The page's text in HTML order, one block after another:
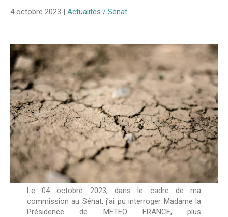
4 octobre 2023 | Actualités / Sénat
Le 04 octobre 2023, dans le cadre de ma
commission au Sénat, j’ai pu interroger Madame la
Présidence de METEO FRANCE, plus